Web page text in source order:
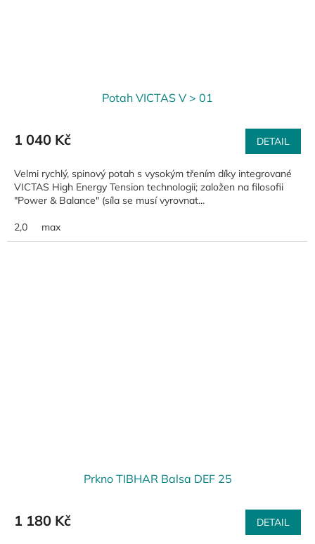
Potah VICTAS V > 01
1 040 Kč DETAIL
Velmi rychlý, spinový potah s vysokým třením díky integrované
VICTAS High Energy Tension technologii; založen na filosofii
"Power & Balance" (síla se musí vyrovnat...
2,0 max
Prkno TIBHAR Balsa DEF 25
1 180 Kč DETAIL